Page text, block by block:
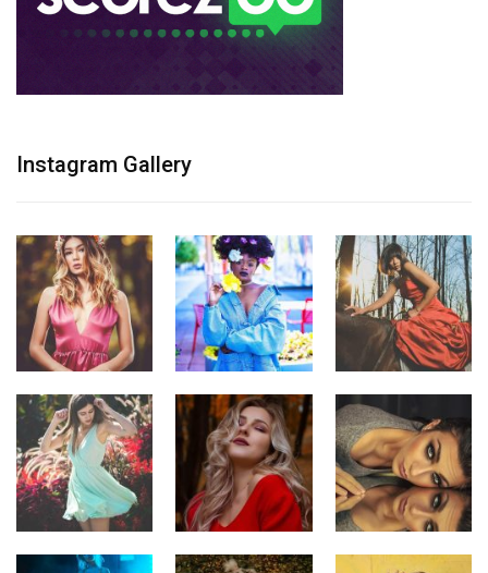
Instagram Gallery